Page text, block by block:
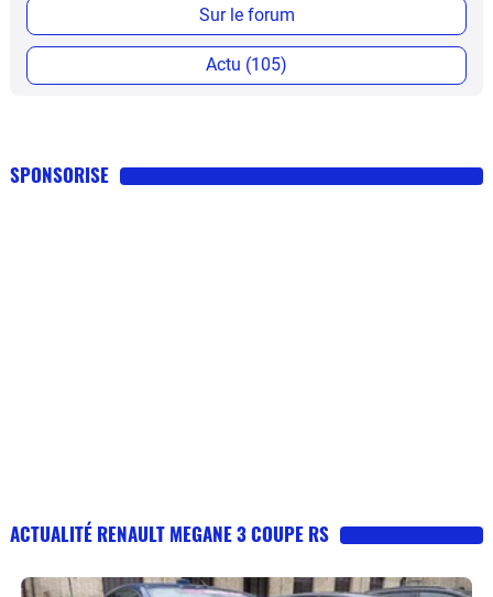
Sur le forum
Actu (105)
SPONSORISE
ACTUALITÉ RENAULT MEGANE 3 COUPE RS